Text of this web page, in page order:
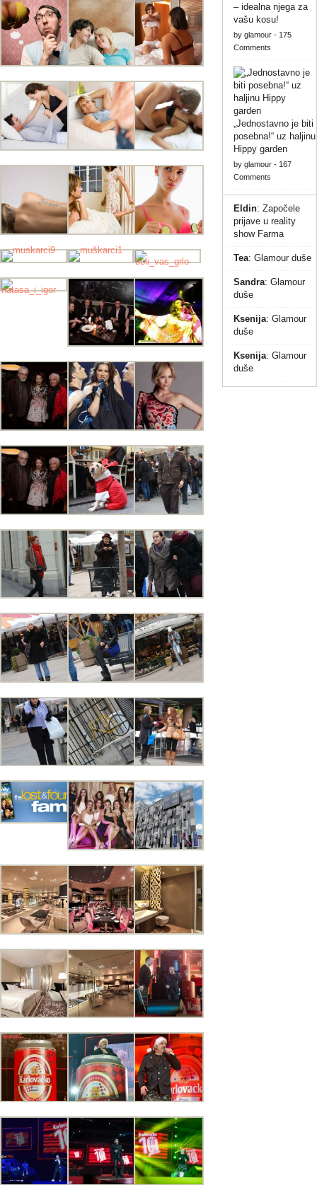
– idealna njega za
vašu kosu!
by glamour- 175
Comments
„Jednostavno je biti
posebna!“ uz haljinu
Hippy garden
by glamour- 167
Comments
Eldin: Započele
prijave u reality
show Farma
Tea: Glamour duše
Sandra: Glamour
duše
Ksenija: Glamour
duše
Ksenija: Glamour
duše